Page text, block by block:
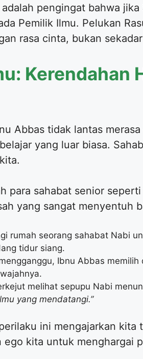
pengingat bahwa
Pemilik Ilmu. Pelukan
rasa cinta, bukan
Kerendahan
yang luar biasa.
para sahabat senior
yang sangat menyentuh
rumah seorang sahabat Nabi
tidur siang.
Ibnu Abbas
melihat sepupu Nabi
yang mendatangi.”
ini mengajarkan kita
kita untuk menghargai